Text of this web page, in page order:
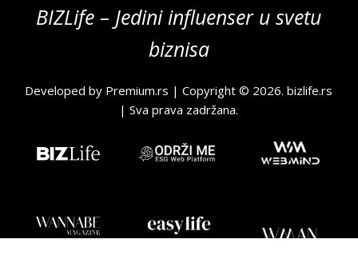
BIZLife – Jedini influenser u svetu
biznisa
Developed by Premium.rs | Copyright © 2026.bizlife.rs
| Sva prava zadržana.